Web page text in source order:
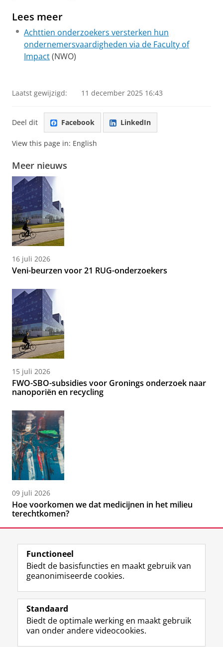
Lees meer
Achttien onderzoekers versterken hun
ondernemersvaardigheden via de Faculty of
Impact(NWO)
Laatst gewijzigd: 11 december 2025 16:43
Deel dit Facebook LinkedIn
View this page in: English
Meer nieuws
16 juli 2026
Veni-beurzen voor 21 RUG-onderzoekers
15 juli 2026
FWO-SBO-subsidies voor Gronings onderzoek naar
nanoporiën en recycling
09 juli 2026
Hoe voorkomen we dat medicijnen in het milieu
terechtkomen?
Volg de RUG
F
a
e
b
L
i
k
e
R
S
-
f
I
n
t
Y
o
T
Studiekiezers
Functioneel
Biedt de basisfuncties en maakt gebruik van
geanonimiseerde cookies.
Standaard
Biedt de optimale werking en maakt gebruik
van onder andere videocookies.